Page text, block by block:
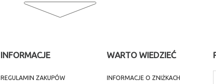
INFORMACJE
REGULAMIN ZAKUPÓW
WARTO WIEDZIEĆ
INFORMACJE O ZNIŻKACH